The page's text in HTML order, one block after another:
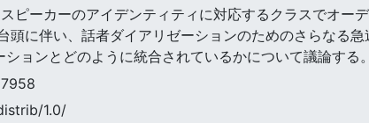
ピーカーのアイデンティティに対応するクラスでオー
に伴い、話者ダイアリゼーションのためのさらなる
ョンとどのように統合されているかについて議論する。
1.0/